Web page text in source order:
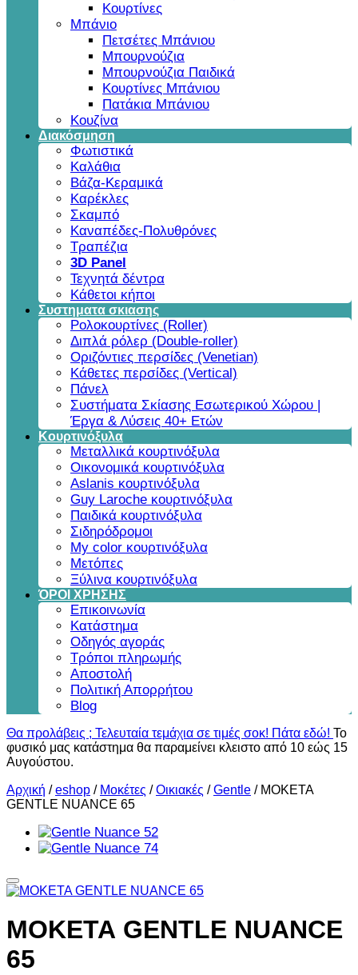
Κουρτίνες
Μπάνιο
Πετσέτες Μπάνιου
Μπουρνούζια
Μπουρνούζια Παιδικά
Κουρτίνες Μπάνιου
Πατάκια Μπάνιου
Κουζίνα
Διακόσμηση
Φωτιστικά
Καλάθια
Βάζα-Κεραμικά
Καρέκλες
Σκαμπό
Καναπέδες-Πολυθρόνες
Τραπέζια
3D Panel
Τεχνητά δέντρα
Κάθετοι κήποι
Συστηματα σκιασης
Ρολοκουρτίνες (Roller)
Διπλά ρόλερ (Double-roller)
Οριζόντιες περσίδες (Venetian)
Κάθετες περσίδες (Vertical)
Πάνελ
Συστήματα Σκίασης Εσωτερικού Χώρου |
Έργα & Λύσεις 40+ Ετών
Κουρτινόξυλα
Μεταλλικά κουρτινόξυλα
Οικονομικά κουρτινόξυλα
Aslanis κουρτινόξυλα
Guy Laroche κουρτινόξυλα
Παιδικά κουρτινόξυλα
Σιδηρόδρομοι
My color κουρτινόξυλα
Μετόπες
Ξύλινα κουρτινόξυλα
ΌΡΟΙ ΧΡΗΣΗΣ
Επικοινωνία
Κατάστημα
Οδηγός αγοράς
Τρόποι πληρωμής
Αποστολή
Πολιτική Απορρήτου
Blog
Θα προλάβεις ; Τελευταία τεμάχια σε τιμές σοκ! Πάτα εδώ! Το
φυσικό μας κατάστημα θα παραμείνει κλειστο από 10 εώς 15
Αυγούστου.
Αρχική /eshop / Μοκέτες /Οικιακές /Gentle / ΜΟΚΕΤΑ
GENTLE NUANCE 65
ΜΟΚΕΤΑ GENTLE NUANCE
65